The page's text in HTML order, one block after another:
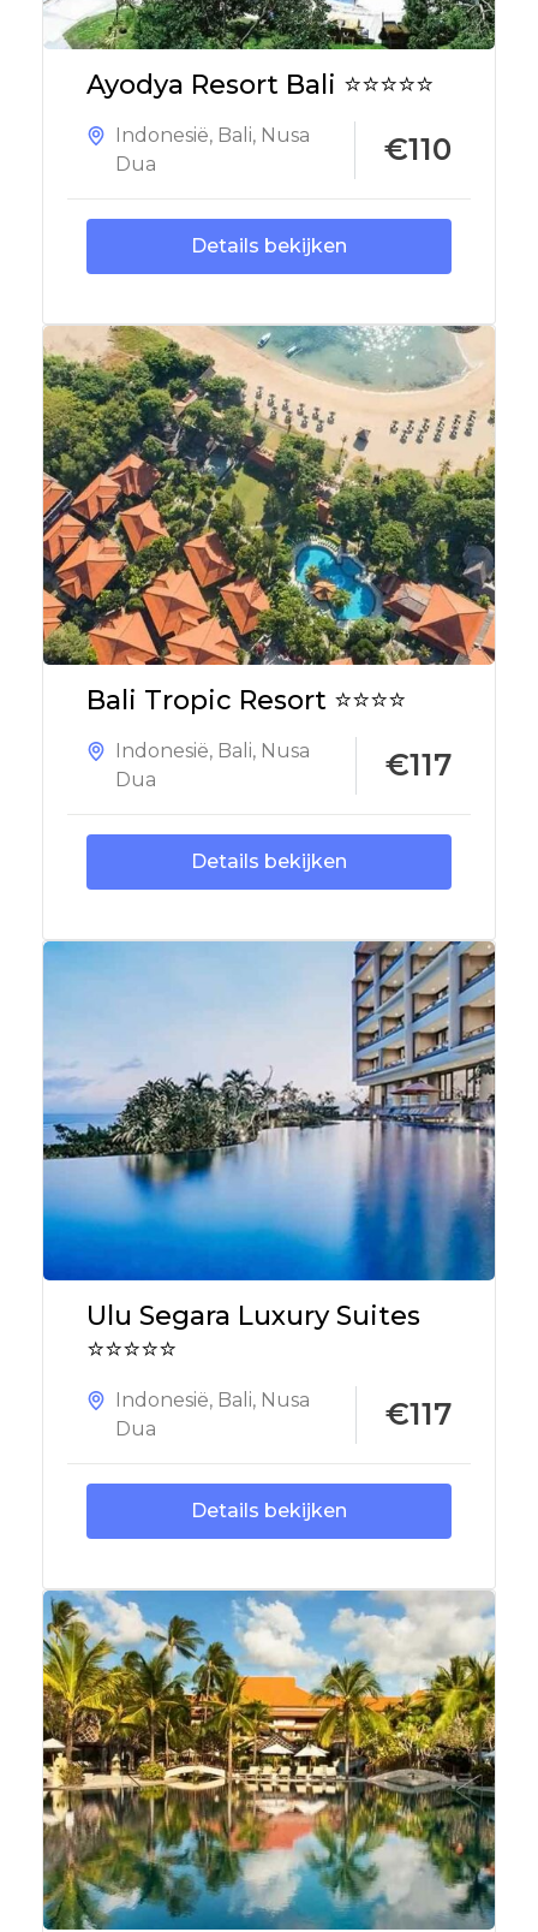
Ayodya Resort Bali ⭐⭐⭐⭐⭐
Indonesië, Bali, Nusa
Dua
€110
Details bekijken
Bali Tropic Resort ⭐⭐⭐⭐
Indonesië, Bali, Nusa
Dua
€117
Details bekijken
Ulu Segara Luxury Suites
⭐⭐⭐⭐⭐
Indonesië, Bali, Nusa
Dua
€117
Details bekijken